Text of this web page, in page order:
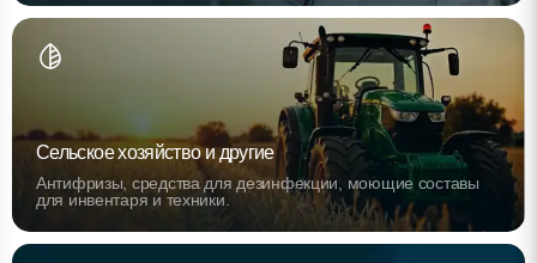
Сельское хозяйство и другие
Антифризы, средства для дезинфекции, моющие составы
для инвентаря и техники.